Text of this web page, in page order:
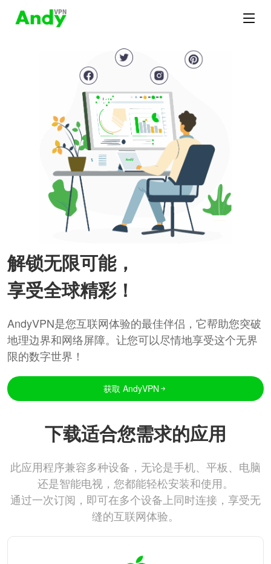
解锁无限可能，
享受全球精彩！
AndyVPN是您互联网体验的最佳伴侣，它帮助您突破
地理边界和网络屏障。让您可以尽情地享受这个无界
限的数字世界！
获取 AndyVPN
下载适合您需求的应用
此应用程序兼容多种设备，无论是手机、平板、电脑
还是智能电视，您都能轻松安装和使用。
通过一次订阅，即可在多个设备上同时连接，享受无
缝的互联网体验。